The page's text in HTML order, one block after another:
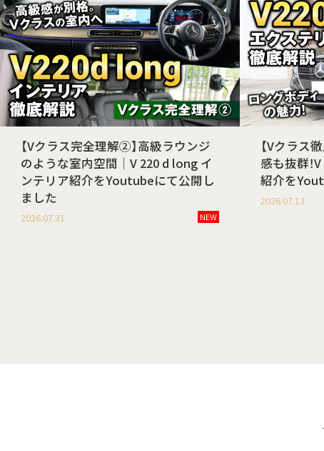
【Vクラス完全理解②】高級ラウンジ
のような室内空間｜V 220 d long イ
ンテリア紹介をYoutubeにて公開し
ました
2026.07.31 NEW
【Vクラス
感も抜群！
紹介を
2026.07.13